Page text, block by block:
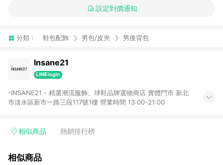
設定到價通知
分類： 鞋包配飾 男包/皮夾 男後背包
Insane21
-INSANE21 - 精選潮流服飾、球鞋品牌選物商店 實體門市 新北
市淡水區新市一路三段117號1樓 營業時間 13:00-21:00
相似商品 熱銷排行榜
相似商品